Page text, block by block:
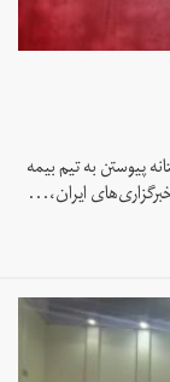
پیوستن به تیم بیمه
ایران،...